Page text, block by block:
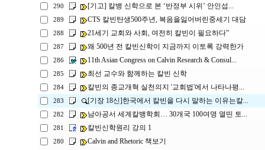
290 [기고] 칼뱅 신학으로 본 ‘반정부 시위’ 안인섭...
289 CTS 칼빈탄생500주년, 복음을잃어버린중세기 대담
288 21세기 교회와 사회, 여전히 칼빈이 필요하다”
287 왜 500년 전 칼빈신학이 지금까지 이토록 강력한가
286 11th Asian Congress on Calvin Research & Consul...
285 최선 교수와 함께하는 칼빈 신학
284 칼빈의 종교개혁 실천의지 '교회법'에서 나타나평...
283 [기장 18신]한국에서 칼빈을 다시 말하는 이유는칼...
282 남아공서 세계칼뱅학회… 30개국 100여명 열띤 토...
281 칼빈신학원리 강의 1
280 Calvin and Rhetoric 책보기